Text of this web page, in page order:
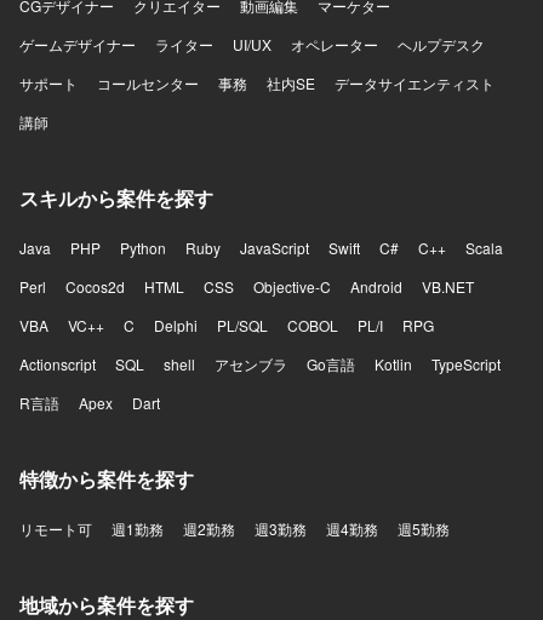
CGデザイナー
クリエイター 動画編集
マーケター
ゲームデザイナー
ライター UI/UX オペレーター
ヘルプデスク
サポート
コールセンター 事務 社内SE
データサイエンティスト
講師
スキルから案件を探す
Java PHP Python Ruby JavaScript Swift C# C++
Scala
Perl
Cocos2d HTML CSS Objective-C Android
VB.NET
VBA
VC++ C Delphi PL/SQL COBOL PL/I
RPG
Actionscript
SQL shell アセンブラ Go言語 Kotlin
TypeScript
R言語
Apex Dart
特徴から案件を探す
リモート可 週1勤務 週2勤務 週3勤務 週4勤務 週5勤務
地域から案件を探す